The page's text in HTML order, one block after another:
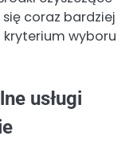
coraz bardziej
wyboru
usługi